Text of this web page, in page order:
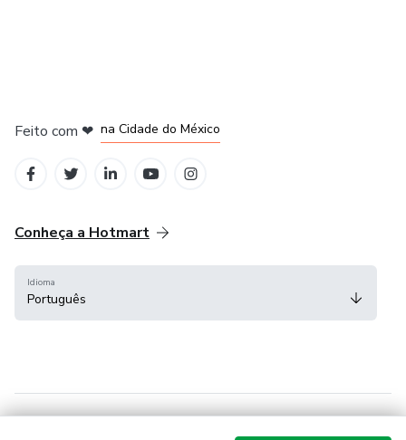
Feito com ❤ na Cidade do México
Conheça a Hotmart
Idioma
Português